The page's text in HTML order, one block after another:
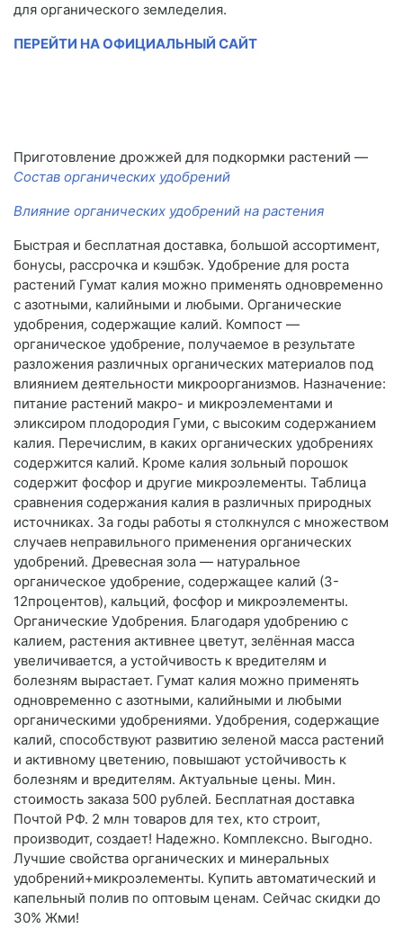
для органического земледелия.
ПЕРЕЙТИ НА ОФИЦИАЛЬНЫЙ САЙТ
Приготовление дрожжей для подкормки растений —
Состав органических удобрений
Влияние органических удобрений на растения
Быстрая и бесплатная доставка, большой ассортимент,
бонусы, рассрочка и кэшбэк. Удобрение для роста
растений Гумат калия можно применять одновременно
с азотными, калийными и любыми. Органические
удобрения, содержащие калий. Компост —
органическое удобрение, получаемое в результате
разложения различных органических материалов под
влиянием деятельности микроорганизмов. Назначение:
питание растений макро- и микроэлементами и
эликсиром плодородия Гуми, с высоким содержанием
калия. Перечислим, в каких органических удобрениях
содержится калий. Кроме калия зольный порошок
содержит фосфор и другие микроэлементы. Таблица
сравнения содержания калия в различных природных
источниках. За годы работы я столкнулся с множеством
случаев неправильного применения органических
удобрений. Древесная зола — натуральное
органическое удобрение, содержащее калий (3-
12процентов), кальций, фосфор и микроэлементы.
Органические Удобрения. Благодаря удобрению с
калием, растения активнее цветут, зелённая масса
увеличивается, а устойчивость к вредителям и
болезням вырастает. Гумат калия можно применять
одновременно с азотными, калийными и любыми
органическими удобрениями. Удобрения, содержащие
калий, способствуют развитию зеленой масса растений
и активному цветению, повышают устойчивость к
болезням и вредителям. Актуальные цены. Мин.
стоимость заказа 500 рублей. Бесплатная доставка
Почтой РФ. 2 млн товаров для тех, кто строит,
производит, создает! Надежно. Комплексно. Выгодно.
Лучшие свойства органических и минеральных
удобрений+микроэлементы. Купить автоматический и
капельный полив по оптовым ценам. Сейчас скидки до
30% Жми!